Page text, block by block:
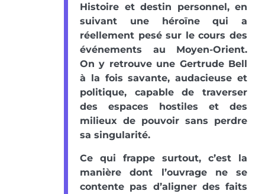
Histoire et destin personnel, en
suivant une héroïne qui a
réellement pesé sur le cours des
événements au Moyen-Orient.
On y retrouve une Gertrude Bell
à la fois savante, audacieuse et
politique, capable de traverser
des espaces hostiles et des
milieux de pouvoir sans perdre
sa singularité.
Ce qui frappe surtout, c’est la
manière dont l’ouvrage ne se
contente pas d’aligner des faits